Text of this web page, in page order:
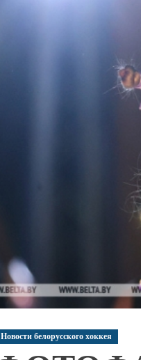
Новости белорусского хоккея